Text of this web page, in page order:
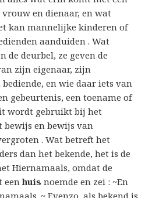
en dienaar, en wat
kan mannelijke kinderen of
aanduiden . Wat
de deurbel, ze geven de
zijn eigenaar, zijn
en wie daar iets van
gebeurtenis, een toename of
wordt gebruikt bij het
bewijs en bewijs van
. Wat betreft het
dan het bekende, het is de
Hiernamaals, omdat de
eenhuis noemde en zei : ~En
.~ Evenzo, als bekend is